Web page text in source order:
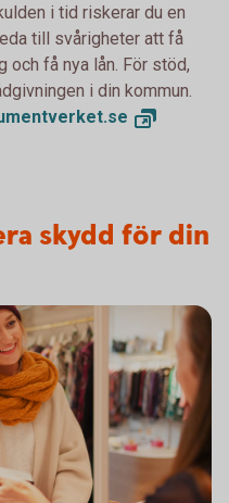
i tid riskerar du en
till svårigheter att få
och få nya lån. För stöd,
i din kommun.
se
skydd för din